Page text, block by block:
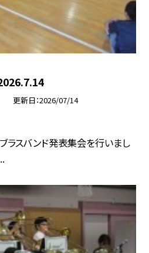
更新日 2026/07/14
ブラスバンド発表集会を行いまし